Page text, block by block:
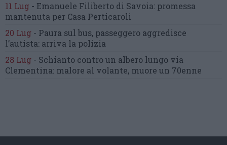
11 Lug - Emanuele Filiberto di Savoia: promessa
mantenuta per Casa Perticaroli
20 Lug - Paura sul bus, passeggero aggredisce
l’autista: arriva la polizia
28 Lug - Schianto contro un albero lungo via
Clementina: malore al volante, muore un 70enne